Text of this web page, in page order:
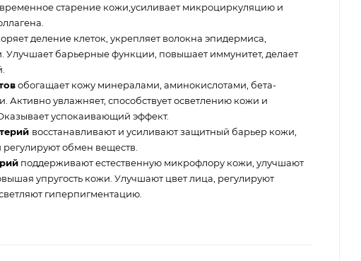
старение кожи,усиливает микроциркуляцию и
деление клеток, укрепляет волокна эпидермиса,
Улучшает барьерные функции, повышает иммунитет, делает
обогащает кожу минералами, аминокислотами, бета-
Активно увлажняет, способствует осветлению кожи и
успокаивающий эффект.
восстанавливают и усиливают защитный барьер кожи,
обмен веществ.
поддерживают естественную микрофлору кожи, улучшают
упругость кожи. Улучшают цвет лица, регулируют
гиперпигментацию.